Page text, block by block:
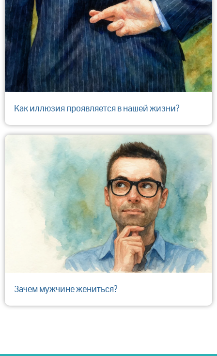
​Как иллюзия проявляется в нашей жизни?
​Зачем мужчине жениться?